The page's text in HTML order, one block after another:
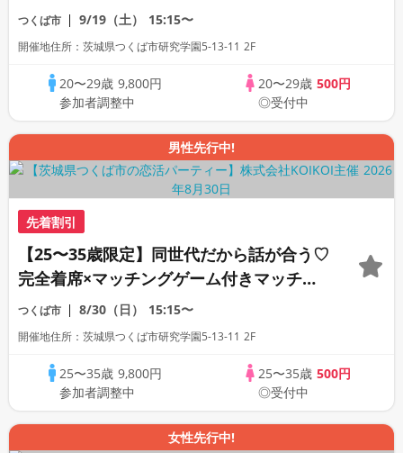
ン
つくば市 9/19（土） 15:15〜
開催地住所：茨城県つくば市研究学園5-13-11 2F
20〜29歳 9,800円
参加者調整中
20〜29歳 500円
◎受付中
男性先行中!
先着割引
【25〜35歳限定】同世代だから話が合う♡
完全着席×マッチングゲーム付きマッチン
グコン
つくば市 8/30（日） 15:15〜
開催地住所：茨城県つくば市研究学園5-13-11 2F
25〜35歳 9,800円
参加者調整中
25〜35歳 500円
◎受付中
女性先行中!